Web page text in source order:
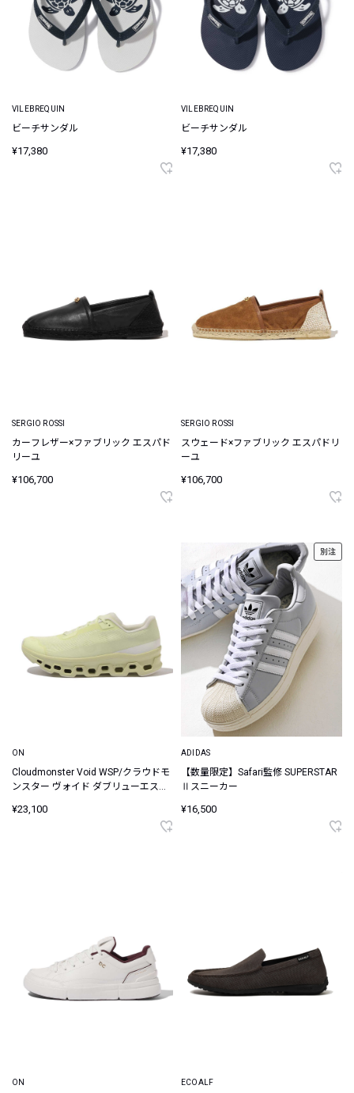
VILEBREQUIN
ビーチサンダル
¥17,380
VILEBREQUIN
ビーチサンダル
¥17,380
SERGIO ROSSI
カーフレザー×ファブリック エスパド
リーユ
¥106,700
SERGIO ROSSI
スウェード×ファブリック エスパドリ
ーユ
¥106,700
ON
Cloudmonster Void WSP/クラウドモ
ンスター ヴォイド ダブリューエスピ
¥23,100
別注
ADIDAS
【数量限定】Safari監修 SUPERSTAR
Ⅱスニーカー
¥16,500
ON ECOALF